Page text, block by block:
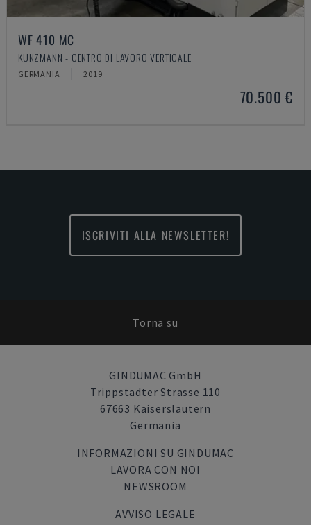
WF 410 MC
KUNZMANN - CENTRO DI LAVORO VERTICALE
GERMANIA 2019
70.500 €
ISCRIVITI ALLA NEWSLETTER!
Torna su
GINDUMAC GmbH
Trippstadter Strasse 110
67663 Kaiserslautern
Germania
INFORMAZIONI SU GINDUMAC
LAVORA CON NOI
NEWSROOM
AVVISO LEGALE